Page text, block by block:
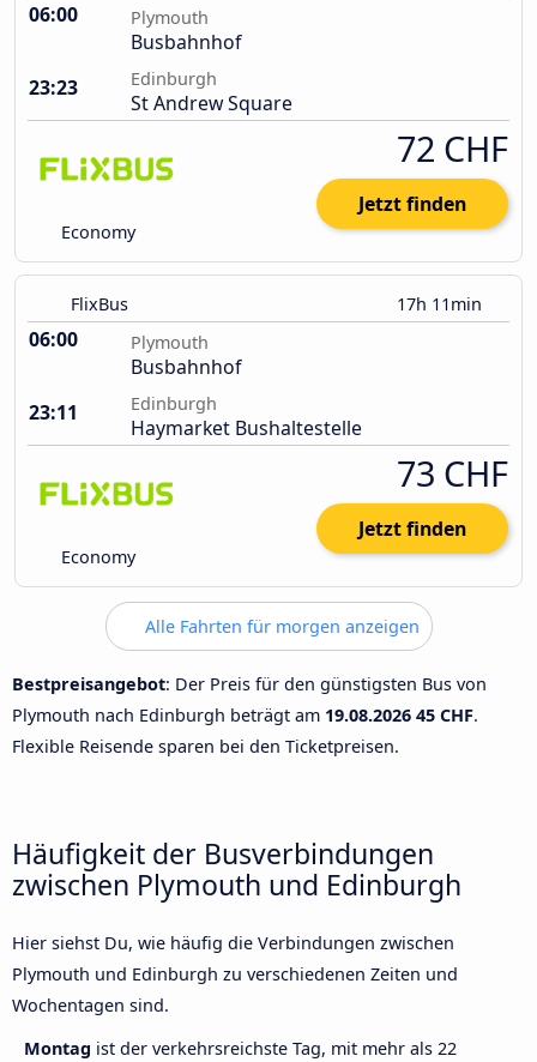
06:00 Plymouth
Busbahnhof
23:23
Edinburgh
St Andrew Square
Economy
72 CHF
Jetzt finden
FlixBus 17h 11min
06:00 Plymouth
Busbahnhof
23:11
Edinburgh
Haymarket Bushaltestelle
Economy
73 CHF
Jetzt finden
Alle Fahrten für morgen anzeigen
Bestpreisangebot: Der Preis für den günstigsten Bus von
Plymouth nach Edinburgh beträgt am 19.08.2026 45 CHF.
Flexible Reisende sparen bei den Ticketpreisen.
Häufigkeit der Busverbindungen
zwischen Plymouth und Edinburgh
Hier siehst Du, wie häufig die Verbindungen zwischen
Plymouth und Edinburgh zu verschiedenen Zeiten und
Wochentagen sind.
Montag ist der verkehrsreichste Tag, mit mehr als 22